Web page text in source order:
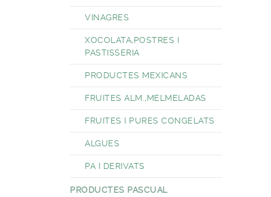
VINAGRES
XOCOLATA,POSTRES I
PASTISSERIA
PRODUCTES MEXICANS
FRUITES ALM.,MELMELADAS
FRUITES I PURES CONGELATS
ALGUES
PA I DERIVATS
PRODUCTES PASCUAL